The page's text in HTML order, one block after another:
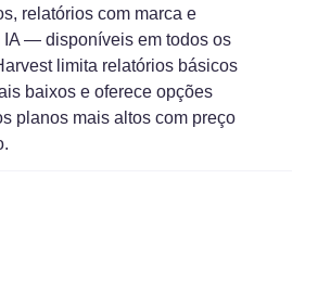
relatórios com marca e
IA — disponíveis em todos os
limita relatórios básicos
baixos e oferece opções
planos mais altos com preço